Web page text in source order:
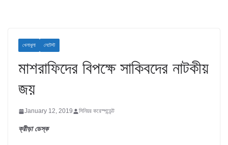
খেলাধুলা লেটেস্ট
মাশরাফিদের বিপক্ষে সাকিবদের নাটকীয়
জয়
January 12, 2019 সিনিয়র করেস্পন্ডেন্ট
ক্রীড়া ডেস্ক